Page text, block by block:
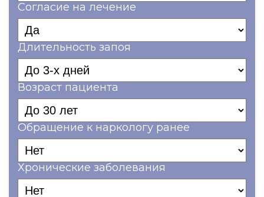
Согласие на лечение
Длительность запоя
Возраст пациента
Обращение к наркологу ранее
Хронические заболевания